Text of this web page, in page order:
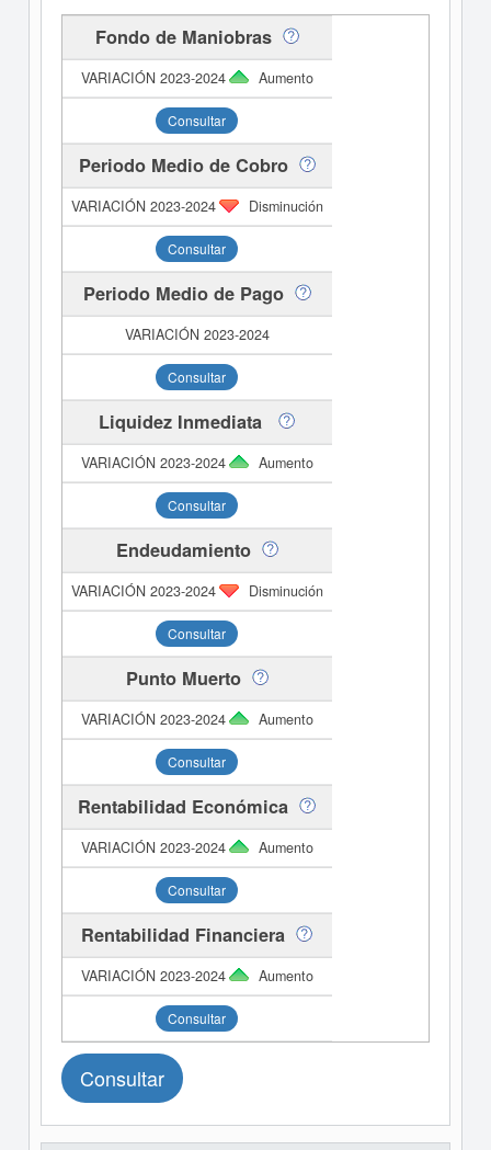
Fondo de Maniobras
Aumento
Consultar
Periodo Medio de Cobro
Disminución
Consultar
Periodo Medio de Pago
Consultar
Liquidez Inmediata
Aumento
Consultar
Endeudamiento
Disminución
Consultar
Punto Muerto
Aumento
Consultar
Rentabilidad Económica
Aumento
Consultar
Rentabilidad Financiera
Aumento
Consultar
Consultar